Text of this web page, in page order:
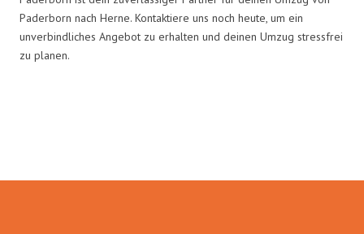
Paderborn nach Herne. Kontaktiere uns noch heute, um ein
unverbindliches Angebot zu erhalten und deinen Umzug stressfrei
zu planen.